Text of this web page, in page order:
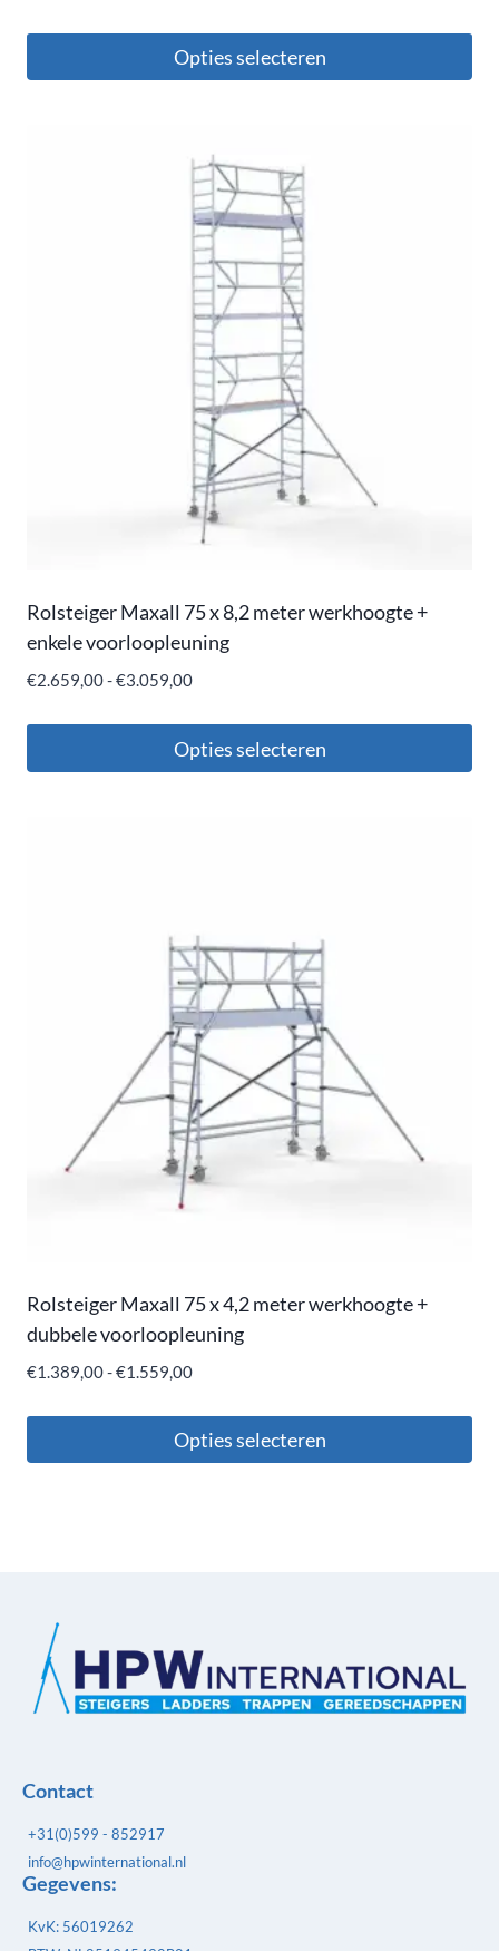
Opties selecteren
Rolsteiger Maxall 75 x 8,2 meter werkhoogte +
enkele voorloopleuning
€2.659,00-€3.059,00
Opties selecteren
Rolsteiger Maxall 75 x 4,2 meter werkhoogte +
dubbele voorloopleuning
€1.389,00-€1.559,00
Opties selecteren
Contact
+31(0)599 - 852917
info@hpwinternational.nl
Gegevens:
KvK: 56019262